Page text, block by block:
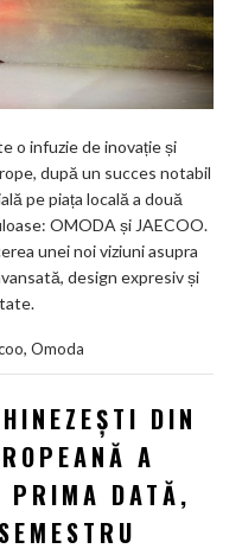
o infuzie de inovație și
după un succes notabil
pe piața locală a două
OMODA și JAECOO.
unei noi viziuni asupra
design expresiv și
, Omoda
DIN
A
PRIMA DATĂ,